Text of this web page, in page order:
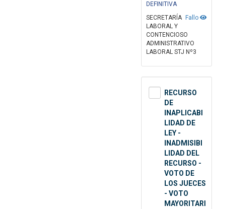
DEFINITIVA
Fallo
SECRETARÍA
LABORAL Y
CONTENCIOSO
ADMINISTRATIVO
LABORAL STJ Nº3
RECURSO
DE
INAPLICABI
LIDAD DE
LEY -
INADMISIBI
LIDAD DEL
RECURSO -
VOTO DE
LOS JUECES
- VOTO
MAYORITARI